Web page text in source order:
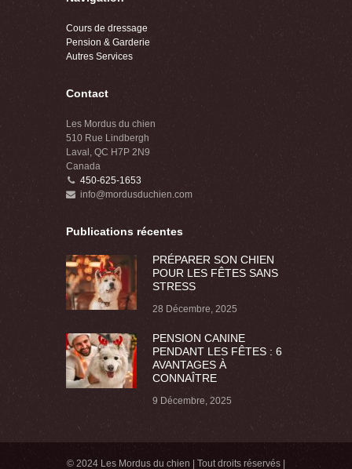
Cours de dressage
Pension & Garderie
Autres Services
Contact
Les Mordus du chien
510 Rue Lindbergh
Laval, QC H7P 2N9
Canada
450-625-1653
info@mordusduchien.com
Publications récentes
PRÉPARER SON CHIEN
POUR LES FÊTES SANS
STRESS
28 Décembre, 2025
PENSION CANINE
PENDANT LES FÊTES : 6
AVANTAGES À
CONNAÎTRE
9 Décembre, 2025
© 2024 Les Mordus du chien | Tout droits réservés |